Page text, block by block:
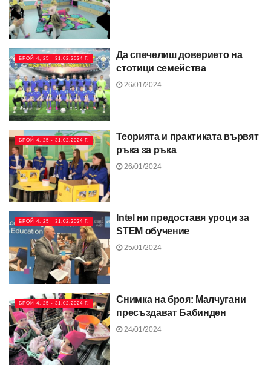
БРОЙ 4, 25 - 31.02.2024 Г.
Да спечелиш доверието на
стотици семейства
26/01/2024
БРОЙ 4, 25 - 31.02.2024 Г.
Теорията и практиката вървят
ръка за ръка
26/01/2024
БРОЙ 4, 25 - 31.02.2024 Г.
Intel ни предоставя уроци за
STEM обучение
25/01/2024
БРОЙ 4, 25 - 31.02.2024 Г.
Снимка на броя: Малчугани
пресъздават Бабинден
24/01/2024